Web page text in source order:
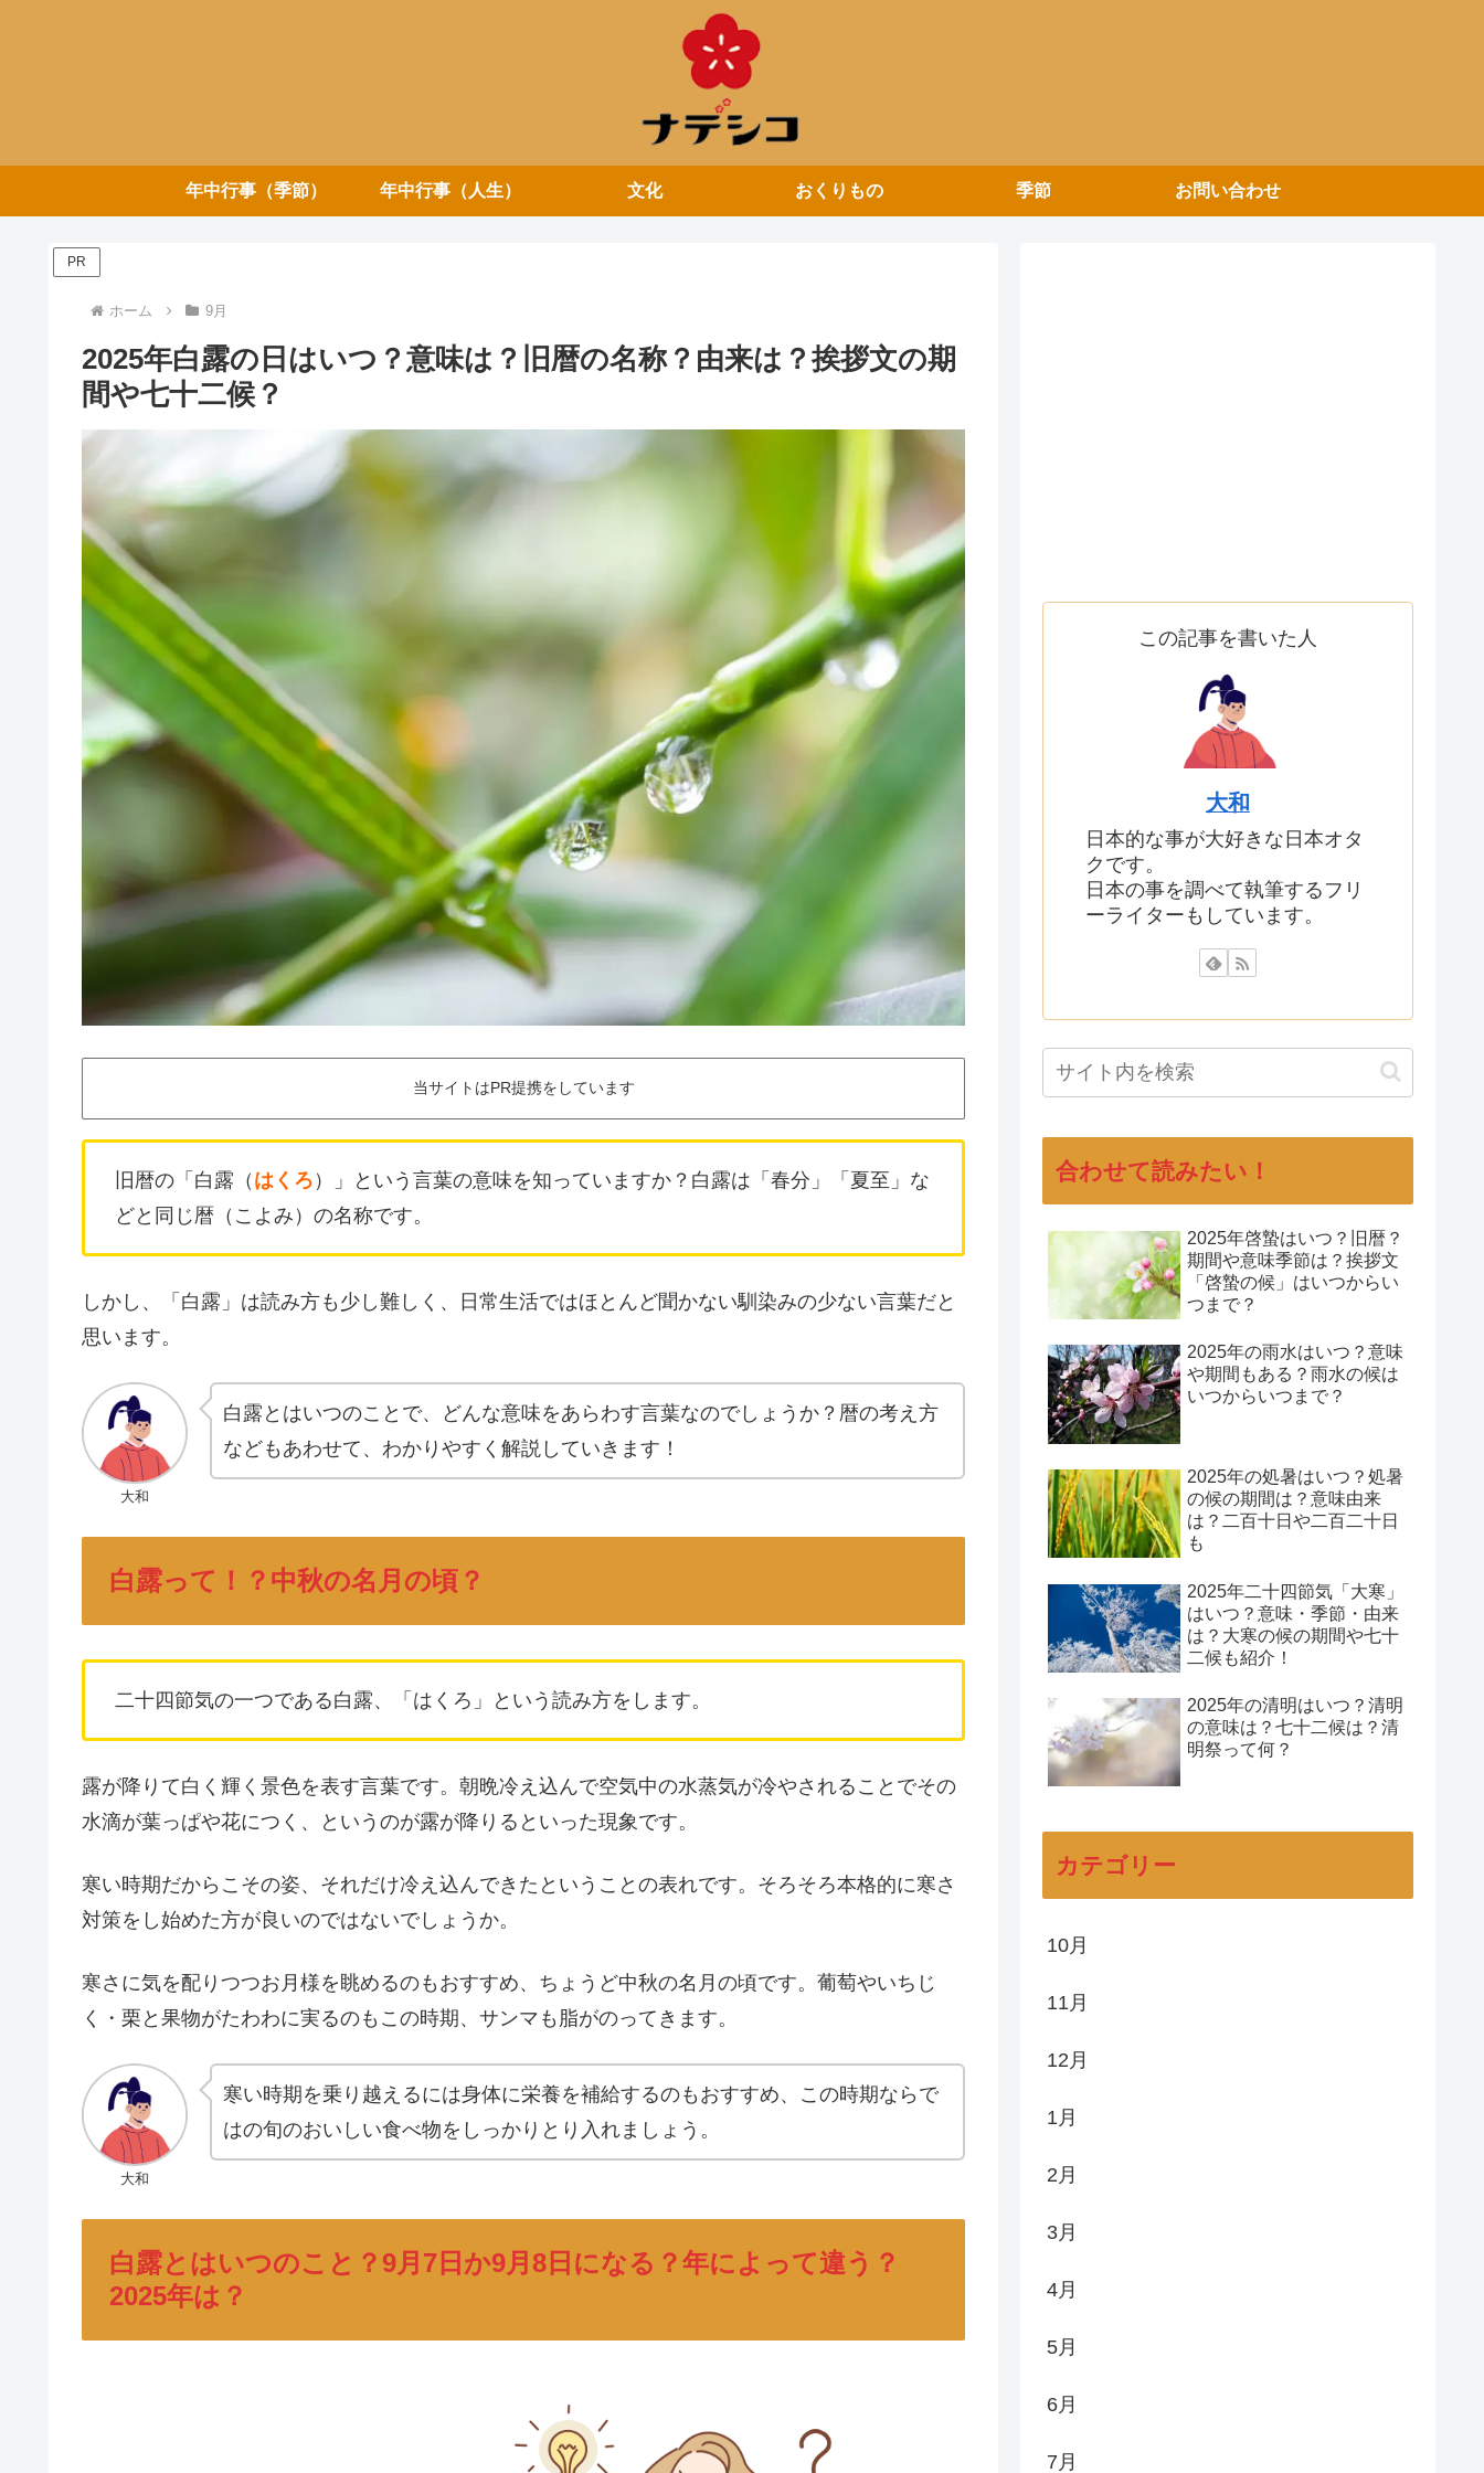
年中行事（季節） 年中行事（人生） 文化 おくりもの 季節 お問い合わせ
PR
ホーム 9月
2025年白露の日はいつ？意味は？旧暦の名称？由来は？挨拶文の期
間や七十二候？
当サイトはPR提携をしています
旧暦の「白露（ はくろ ）」という言葉の意味を知っていますか？白露は「春分」「夏至」な
どと同じ暦（こよみ）の名称です。
しかし、「白露」は読み方も少し難しく、日常生活ではほとんど聞かない馴染みの少ない言葉だと
思います。
大和
白露とはいつのことで、どんな意味をあらわす言葉なのでしょうか？暦の考え方
などもあわせて、わかりやすく解説していきます！
白露って！？中秋の名月の頃？
二十四節気の一つである白露、「はくろ」という読み方をします。
露が降りて白く輝く景色を表す言葉です。朝晩冷え込んで空気中の水蒸気が冷やされることでその
水滴が葉っぱや花につく、というのが露が降りるといった現象です。
寒い時期だからこその姿、それだけ冷え込んできたということの表れです。そろそろ本格的に寒さ
対策をし始めた方が良いのではないでしょうか。
寒さに気を配りつつお月様を眺めるのもおすすめ、ちょうど中秋の名月の頃です。葡萄やいちじ
く・栗と果物がたわわに実るのもこの時期、サンマも脂がのってきます。
大和
寒い時期を乗り越えるには身体に栄養を補給するのもおすすめ、この時期ならで
はの旬のおいしい食べ物をしっかりとり入れましょう。
白露とはいつのこと？9月7日か9月8日になる？年によって違う？
2025年は？
この記事を書いた人
大和
日本的な事が大好きな日本オタ
クです。
日本の事を調べて執筆するフリ
ーライターもしています。
合わせて読みたい！
2025年啓蟄はいつ？旧暦？
期間や意味季節は？挨拶文
「啓蟄の候」はいつからい
つまで？
2025年の雨水はいつ？意味
や期間もある？雨水の候は
いつからいつまで？
2025年の処暑はいつ？処暑
の候の期間は？意味由来
は？二百十日や二百二十日
も
2025年二十四節気「大寒」
はいつ？意味・季節・由来
は？大寒の候の期間や七十
二候も紹介！
2025年の清明はいつ？清明
の意味は？七十二候は？清
明祭って何？
カテゴリー
10月
11月
12月
1月
2月
3月
4月
5月
6月
7月